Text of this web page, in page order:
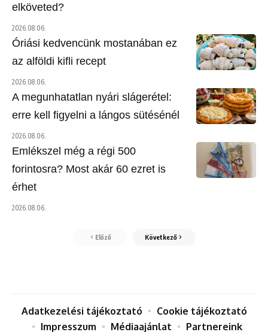
elköveted?
2026.08.06.
Óriási kedvencünk mostanában ez
az alföldi kifli recept
2026.08.06.
A megunhatatlan nyári slágerétel:
erre kell figyelni a lángos sütésénél
2026.08.06.
Emlékszel még a régi 500
forintosra? Most akár 60 ezret is
érhet
2026.08.06.
Előző Következő
Adatkezelési tájékoztató
Cookie tájékoztató
Impresszum
Médiaajánlat Partnereink